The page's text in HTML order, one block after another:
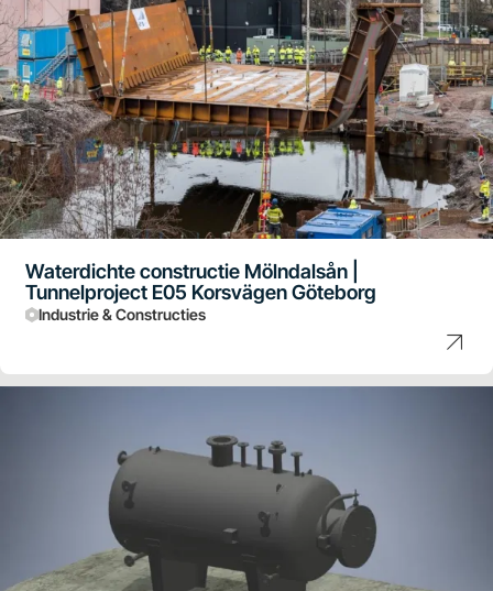
Waterdichte constructie Mölndalsån |
Tunnelproject E05 Korsvägen Göteborg
Industrie & Constructies